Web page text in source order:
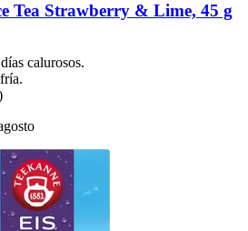
Tea Strawberry & Lime, 45 g
calurosos.